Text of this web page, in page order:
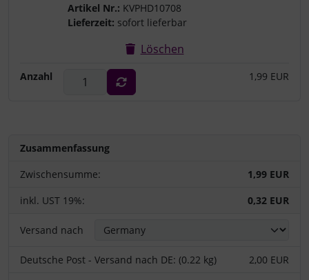
Artikel Nr.: KVPHD10708
Lieferzeit: sofort lieferbar
Löschen
Anzahl 1,99 EUR
Zusammenfassung
Zwischensumme:
1,99 EUR
inkl. UST 19%:
0,32 EUR
Versand nach
Deutsche Post - Versand nach DE: (0.22 kg)
2,00 EUR